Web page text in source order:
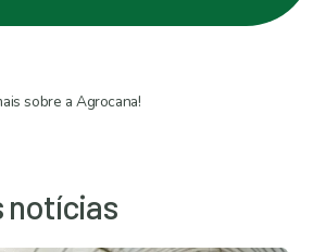
sobre a Agrocana!
notícias